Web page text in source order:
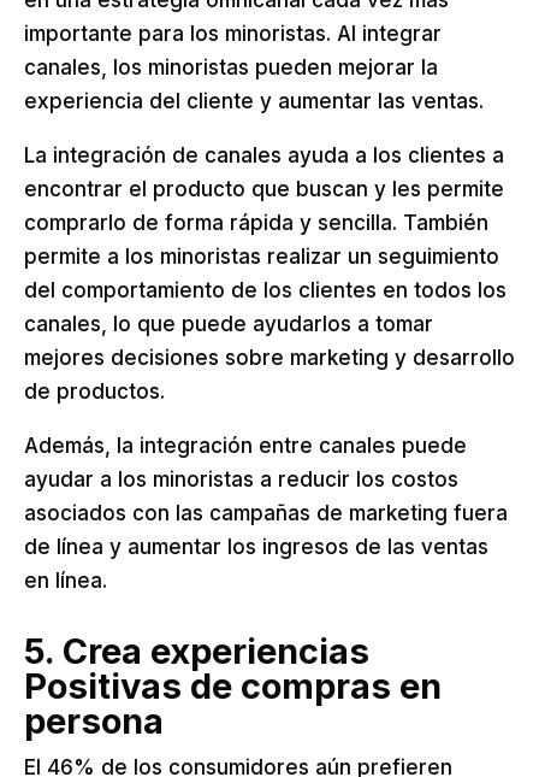
importante para los minoristas. Al integrar
canales, los minoristas pueden mejorar la
experiencia del cliente y aumentar las ventas.
La integración de canales ayuda a los clientes a
encontrar el producto que buscan y les permite
comprarlo de forma rápida y sencilla. También
permite a los minoristas realizar un seguimiento
del comportamiento de los clientes en todos los
canales, lo que puede ayudarlos a tomar
mejores decisiones sobre marketing y desarrollo
de productos.
Además, la integración entre canales puede
ayudar a los minoristas a reducir los costos
asociados con las campañas de marketing fuera
de línea y aumentar los ingresos de las ventas
en línea.
5. Crea experiencias
Positivas de compras en
persona
El 46% de los consumidores aún prefieren